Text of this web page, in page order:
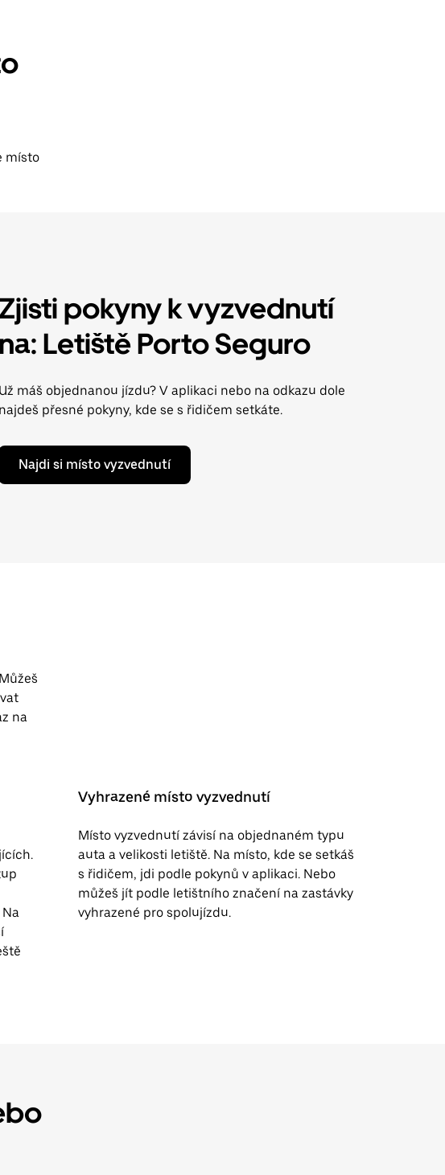
místo
pokyny k vyzvednutí
na: Letiště Porto Seguro
Už máš objednanou jízdu? V aplikaci nebo na odkazu dole
najdeš přesné pokyny, kde se s řidičem setkáte.
Najdi si místo vyzvednutí
na
Vyhrazené místo vyzvednutí
Místo vyzvednutí závisí na objednaném typu
auta a velikosti letiště. Na místo, kde se setkáš
s řidičem, jdi podle pokynů v aplikaci. Nebo
můžeš jít podle letištního značení na zastávky
vyhrazené pro spolujízdu.